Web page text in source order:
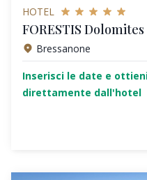
HOTEL
FORESTIS
Bressanone
Inserisci le date e
direttamente dall'hotel